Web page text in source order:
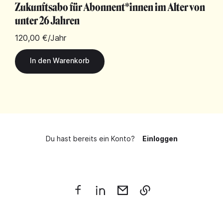
Zukunftsabo für Abonnent*innen im Alter von
unter 26 Jahren
120,00 €/Jahr
Du hast bereits ein Konto? Einloggen